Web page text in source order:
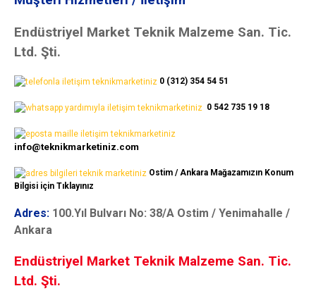
Endüstriyel Market Teknik Malzeme San. Tic.
Ltd. Şti.
0 (312) 354 54 51
0 542 735 19 18
info@teknikmarketiniz.com
Ostim / Ankara Mağazamızın Konum
Bilgisi için Tıklayınız
Adres: 100.Yıl Bulvarı No: 38/A Ostim / Yenimahalle /
Ankara
Endüstriyel Market Teknik Malzeme San. Tic.
Ltd. Şti.